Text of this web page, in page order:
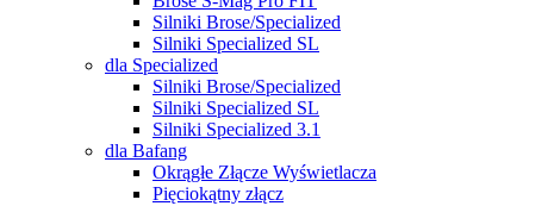
Silniki Brose/Specialized
Silniki Specialized SL
dla Specialized
Silniki Brose/Specialized
Silniki Specialized SL
Silniki Specialized 3.1
dla Bafang
Okrągłe Złącze Wyświetlacza
Pięciokątny złącz